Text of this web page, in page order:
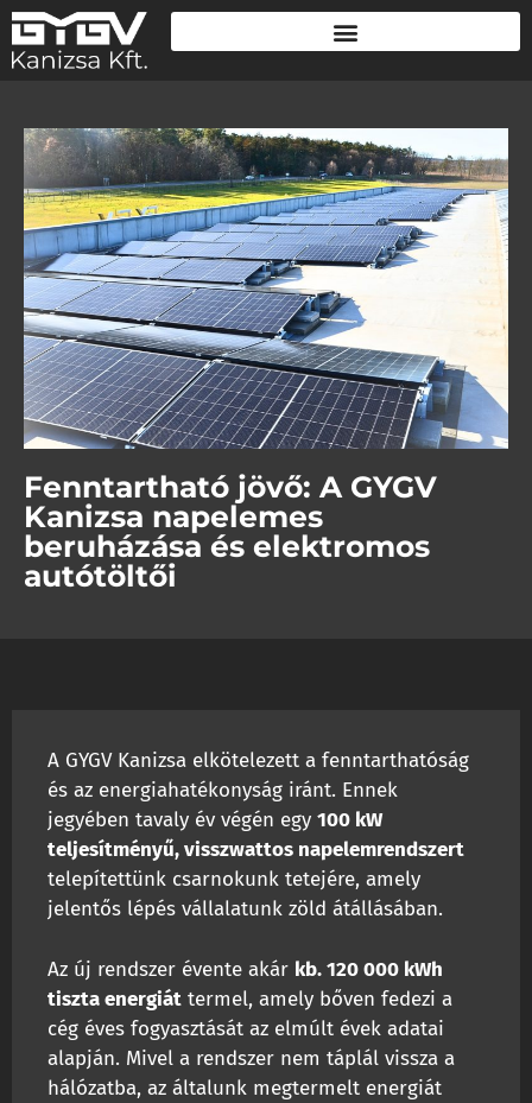
Fenntartható jövő: A GYGV
Kanizsa napelemes
beruházása és elektromos
autótöltői
A GYGV Kanizsa elkötelezett a fenntarthatóság
és az energiahatékonyság iránt. Ennek
jegyében tavaly év végén egy 100 kW
teljesítményű, visszwattos napelemrendszert
telepítettünk csarnokunk tetejére, amely
jelentős lépés vállalatunk zöld átállásában.
Az új rendszer évente akár kb. 120 000 kWh
tiszta energiát termel, amely bőven fedezi a
cég éves fogyasztását az elmúlt évek adatai
alapján. Mivel a rendszer nem táplál vissza a
hálózatba, az általunk megtermelt energiát